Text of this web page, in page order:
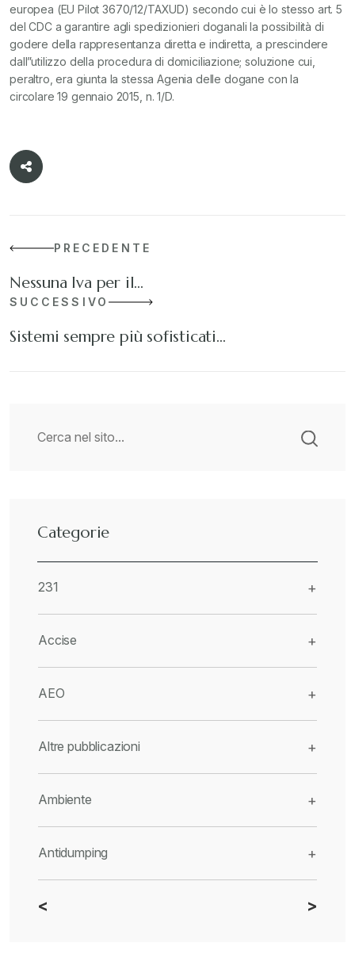
europea (EU Pilot 3670/12/TAXUD) secondo cui è lo stesso art. 5
del CDC a garantire agli spedizionieri doganali la possibilità di
godere della rappresentanza diretta e indiretta, a prescindere
dall”utilizzo della procedura di domiciliazione; soluzione cui,
peraltro, era giunta la stessa Agenia delle dogane con la
circolare 19 gennaio 2015, n. 1/D.
PRECEDENTE
Nessuna Iva per il…
SUCCESSIVO
Sistemi sempre più sofisticati…
Categorie
231 +
Accise +
AEO +
Altre pubblicazioni +
Ambiente +
Antidumping +
CBAM +
< >